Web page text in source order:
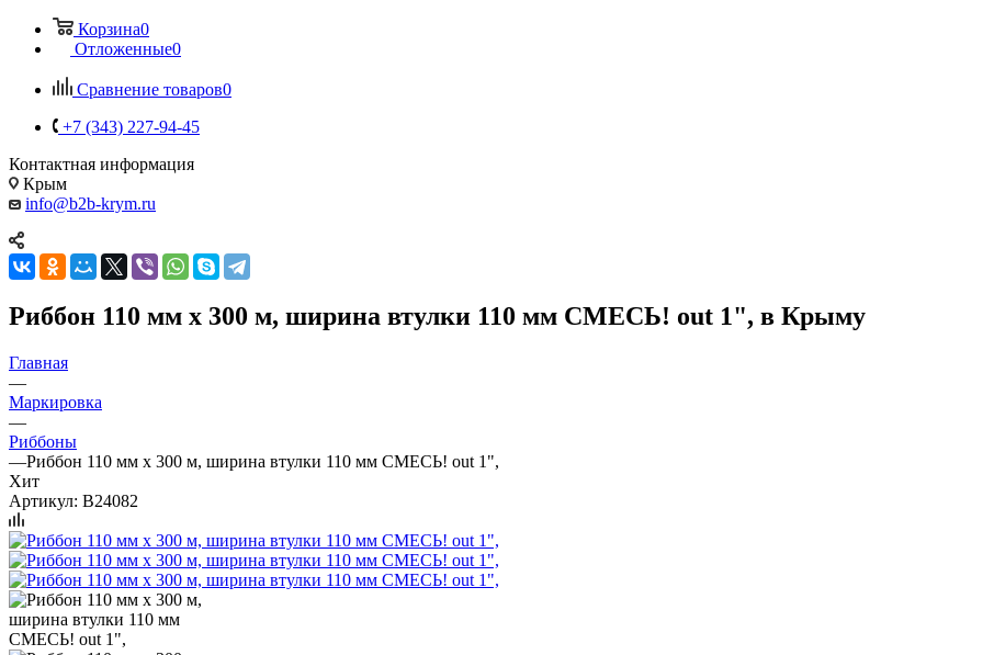
Корзина0
Отложенные0
Сравнение товаров0
+7 (343) 227-94-45
Контактная информация
Крым
info@b2b-krym.ru
Риббон 110 мм х 300 м, ширина втулки 110 мм СМЕСЬ! out 1", в Крыму
Главная
—
Маркировка
—
Риббоны
—Риббон 110 мм х 300 м, ширина втулки 110 мм СМЕСЬ! out 1",
Хит
Артикул: B24082